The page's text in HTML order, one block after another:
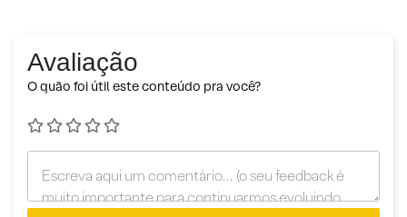
Avaliação
O quão foi útil este conteúdo pra você?